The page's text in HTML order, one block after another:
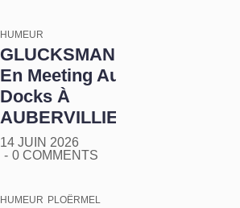
HUMEUR
GLUCKSMANN
En Meeting Aux
Docks À
AUBERVILLIERS
14 JUIN 2026
0 COMMENTS
HUMEUR PLOËRMEL